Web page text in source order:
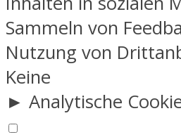
Sammeln von
Nutzung von
Keine
► Analytische